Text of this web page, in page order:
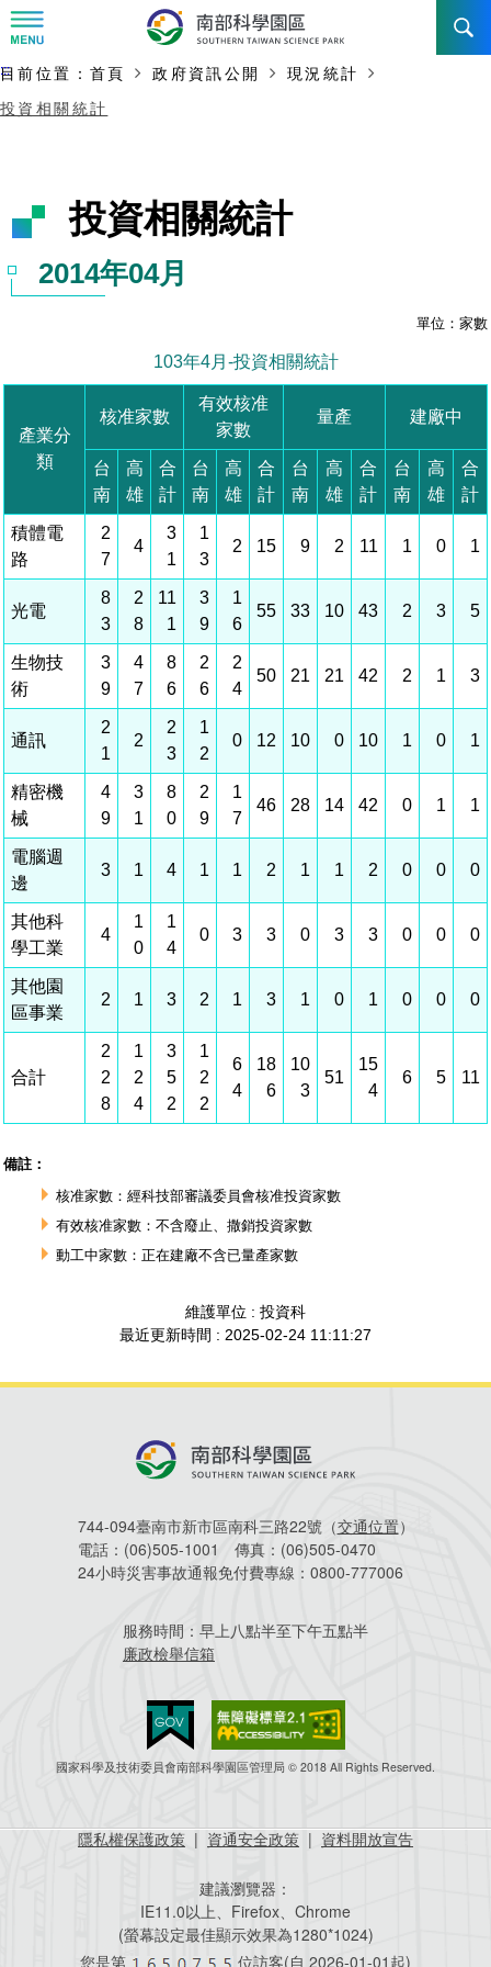
訊息公告
新聞資料專區
即時新聞澄清專區
招標資訊
園區電子看板專區
發展沿革
設立沿革
首長介紹
局長電子信箱
組織法
組織架構
組織職掌
管理局位置
施政主軸
年度工作展望
國家科學及技術委員會重大政策
廉政園地
工作職掌與聯絡管道
廉政反貪、防貪專區
廉政資訊
公職人員及關係人補助交易身分關係公開專區
機關採購廉政平臺
獲獎記錄
檔案應用專區
檔案應用服務須知
檔案應用及宣導活動
檔案教育訓練及標竿學習
檔案管理局相關連結
WebMail(新)
認識園區
臺南園區
競爭優勢
土地規劃
水電供應
園區土地廠房宿舍出租資訊
園區資源再生中心
污水處理廠
競爭優勢
土地規劃
水電供應
園區土地廠房宿舍出租資訊
污水處理廠
橋頭園區
簡介
競爭優勢
土地規劃
水電供應
園區土地廠房宿舍出租資訊
污水處理廠
新設園區
交通資訊
機構及廠商名錄
廠商名錄
園區公會資訊
研究機構
育成中心
文化藝術
公共藝術
考古遺址
南科新港堂
園區生活
生活服務
園區宿舍簡介
自行車道網
南科實中
人文景觀地圖
創新創業
南科AI_ROBOT自造基地
南科創業工坊
永續園區
企業社會責任
永續LOHAS綠色園區
生態資產
「沙崙生態科學園區生態保育協作平台」公開資訊
工商服務
申請流程及表單
入區申辦流程
申辦案件處理時限
投資業務
工商業務
通關業務
工安管理
環保管理
勞資管理
建築管理
營建管理
電子公文交換
相關費用
園區事業管理費
土地及廠房租賃
宿舍租金費用
污水費
廢棄物清除處理費
科學園區廠商服務網
園區課程及獎補助計畫
園區培訓課程
科學園區人才培育補助計畫
新興科技應用計畫
敦親睦鄰經費補助
園區參訪申請
性平專區
園區廠商採購資訊
主要內容開始
:::
目前位置： 首頁 政府資訊公開
現況統計
投資相關統計
744-094臺南市新市區南科三路22號（交通位置）
電話： (06)505-1001 傳真： (06)505-0470
24小時災害事故通報免付費專線： 0800-777006
服務時間： 早上八點半至下午五點半
廉政檢舉信箱
國家科學及技術委員會南部科學園區管理局 © 2018 All Rights Reserved.
隱私權保護政策 | 資通安全政策 | 資料開放宣告
建議瀏覽器：
IE11.0以上、Firefox、Chrome
(螢幕設定最佳顯示效果為1280*1024)
您是第
位訪客(自 2026-01-01起)